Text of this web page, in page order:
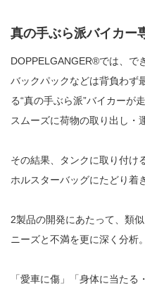
真の手ぶら派バイカー
DOPPELGANGER®︎では、で
バックパックなどは背負わず
る“真の手ぶら派”バイカーが
スムーズに荷物の取り出し・
その結果、タンクに取り付け
ホルスターバッグにたどり着
2製品の開発にあたって、類
ニーズと不満を更に深く分析。
「愛車に傷」「身体に当た